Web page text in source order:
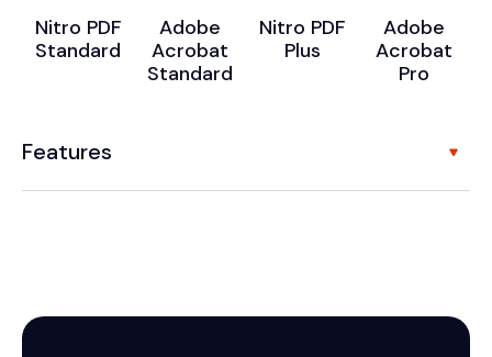
Nitro PDF
Standard
Adobe
Acrobat
Standard
Nitro PDF
Plus
Adobe
Acrobat
Pro
Features